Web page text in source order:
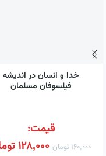
خدا و انسان در اندیشه
فیلسوفان مسلمان
قیمت:
160,000تومان 128,000